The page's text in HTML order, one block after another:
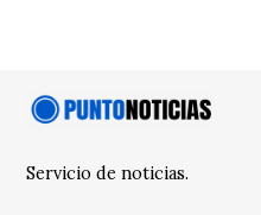
Servicio de noticias.